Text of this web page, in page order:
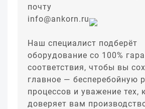
почту
info@ankorn.ru
Наш специалист подберёт
оборудование со 100%
соответствия, чтобы вы
главное — бесперебойную
процессов и уважение тех,
доверяет вам